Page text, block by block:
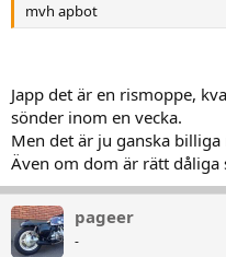
mvh apbot
Japp det är en rismoppe,
sönder inom en vecka.
Men det är ju ganska billiga
Även om dom är rätt
pageer
-